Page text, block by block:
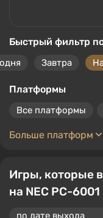
Быстрый фильтр
Завтра
Платформы
Все платформы
Больше платформ
Игры, которые
на NEC PC-6001